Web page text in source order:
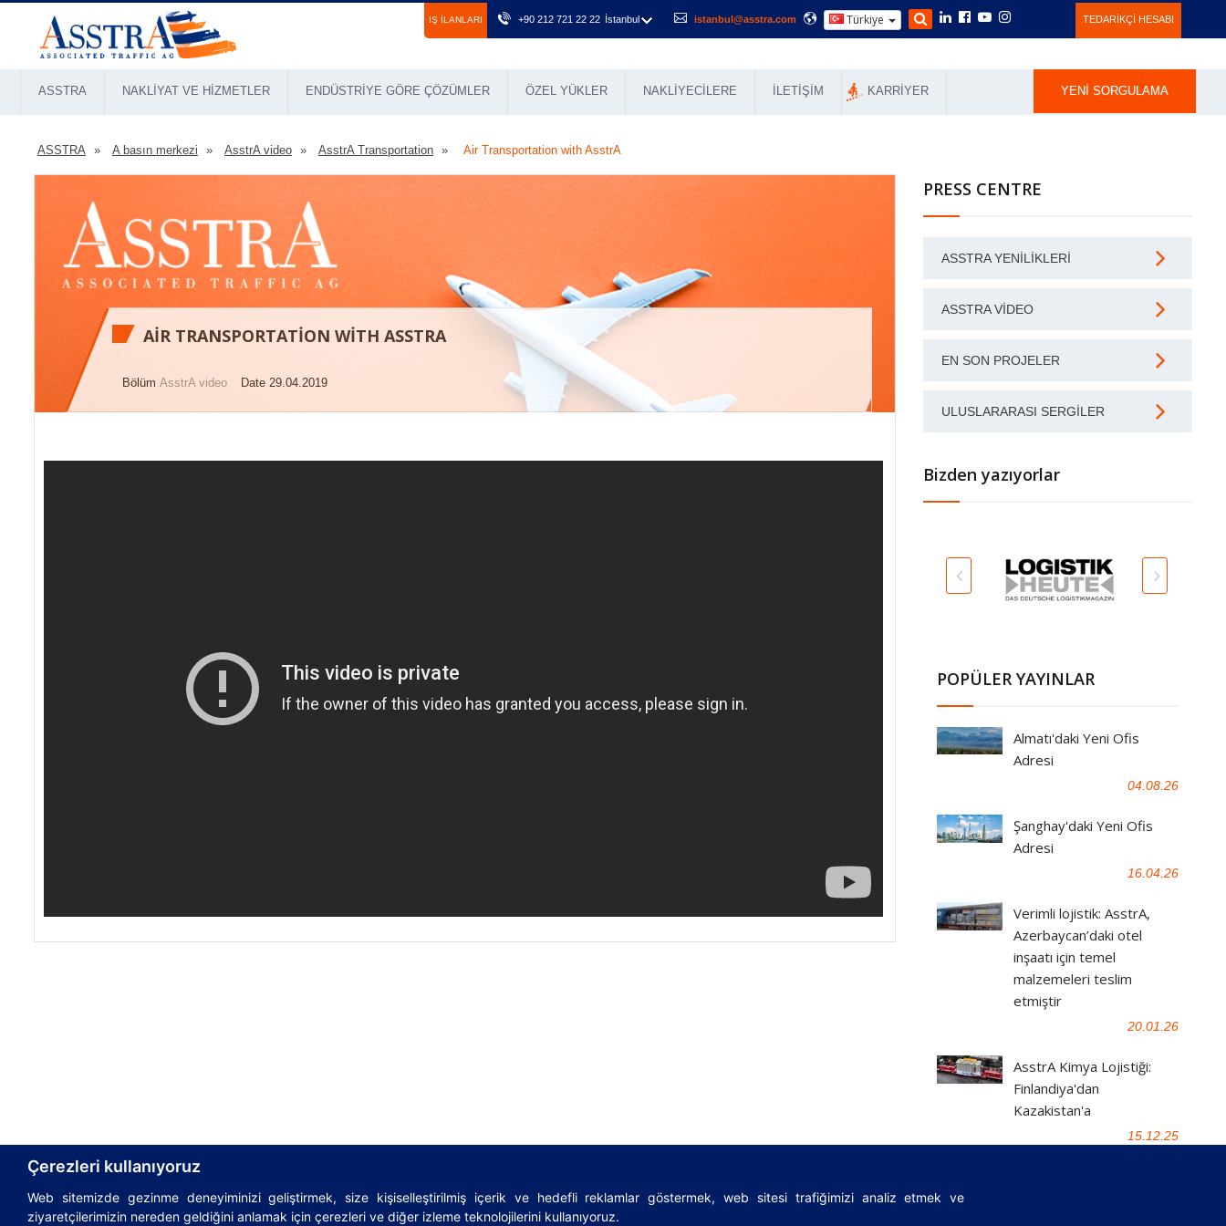
Çerezleri kullanıyoruz
Web sitemizde gezinme deneyiminizi geliştirmek, size kişiselleştirilmiş içerik ve hedefli reklamlar göstermek, web sitesi trafiğimizi analiz etmek ve
ziyaretçilerimizin nereden geldiğini anlamak için çerezleri ve diğer izleme teknolojilerini kullanıyoruz.
IŞ ILANLARI +90 212 721 22 22 İstanbul istanbul@asstra.com Türkiye TEDARIKÇI HESABI
ASSTRA NAKLIYAT VE HIZMETLER ENDÜSTRIYE GÖRE ÇÖZÜMLER ÖZEL YÜKLER NAKLIYECILERE İLETIŞIM KARRIYER YENI SORGULAMA
ASSTRA A basın merkezi AsstrA video AsstrA Transportation Air Transportation with AsstrA
AIR TRANSPORTATION WITH ASSTRA
Bölüm AsstrA video Date 29.04.2019
PRESS CENTRE
ASSTRA YENILIKLERI
ASSTRA VIDEO
EN SON PROJELER
ULUSLARARASI SERGILER
Bizden yazıyorlar
POPÜLER YAYINLAR
Almatı'daki Yeni Ofis
Adresi
04.08.26
Şanghay'daki Yeni Ofis
Adresi
16.04.26
Verimli lojistik: AsstrA,
Azerbaycan’daki otel
inşaatı için temel
malzemeleri teslim
etmiştir
20.01.26
AsstrA Kimya Lojistiği:
Finlandiya'dan
Kazakistan'a
15.12.25
© 1995-2026AsstrA-Associated Traffic AG|Incoterms|Sözlük|Lojistik rehberi|Privacy Policy